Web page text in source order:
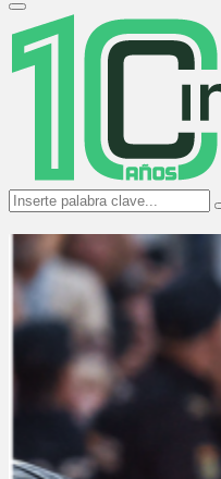
Primary
Menu
Search
for: